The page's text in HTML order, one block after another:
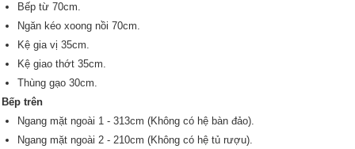
Bếp từ 70cm.
Ngăn kéo xoong nồi 70cm.
Kệ gia vị 35cm.
Kệ giao thớt 35cm.
Thùng gạo 30cm.
Bếp trên
Ngang mặt ngoài 1 - 313cm (Không có hệ bàn đảo).
Ngang mặt ngoài 2 - 210cm (Không có hệ tủ rượu).